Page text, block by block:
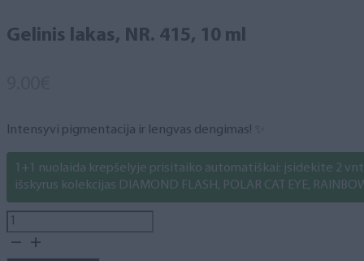
Gelinis lakas, NR. 415, 10 ml
Intensyvi pigmentacija ir lengvas dengimas! ✨
1+1 nuolaida krepšelyje prisitaiko automatiškai: įsidėkite 2
išskyrus kolekcijas DIAMOND FLASH, POLAR CAT EYE,
produkto
kiekis: